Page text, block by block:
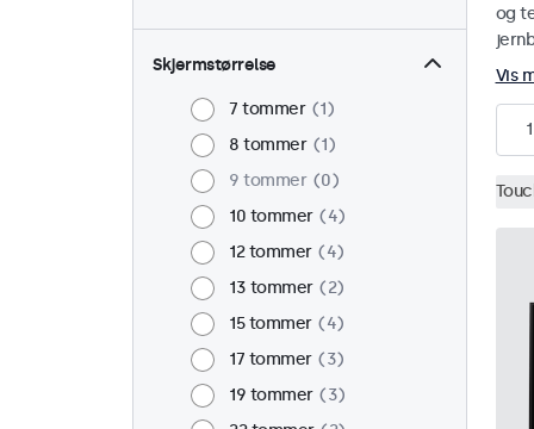
Skjermstørrelse
7 tommer
1
8 tommer
1
9 tommer
0
10 tommer
4
12 tommer
4
13 tommer
2
15 tommer
4
17 tommer
3
19 tommer
3
og
Vis
1